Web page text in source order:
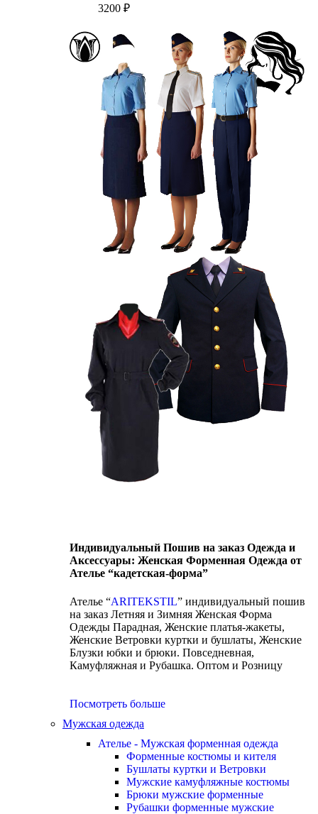
3200 ₽
Индивидуальный Пошив на заказ Одежда и
Аксессуары: Женская Форменная Одежда от
Ателье “кадетская-форма”
Ателье “ARITEKSTIL” индивидуальный пошив
на заказ Летняя и Зимняя Женская Форма
Одежды Парадная, Женские платья-жакеты,
Женские Ветровки куртки и бушлаты, Женские
Блузки юбки и брюки. Повседневная,
Камуфляжная и Рубашка. Оптом и Розницу
Посмотреть больше
Мужская одежда
Ателье - Мужская форменная одежда
Форменные костюмы и кителя
Бушлаты куртки и Ветровки
Мужские камуфляжные костюмы
Брюки мужские форменные
Рубашки форменные мужские